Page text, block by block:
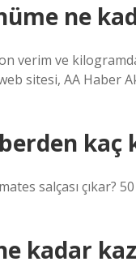
ne
verim ve
sitesi, AA Haber
kaç
salçası çıkar?
kadar